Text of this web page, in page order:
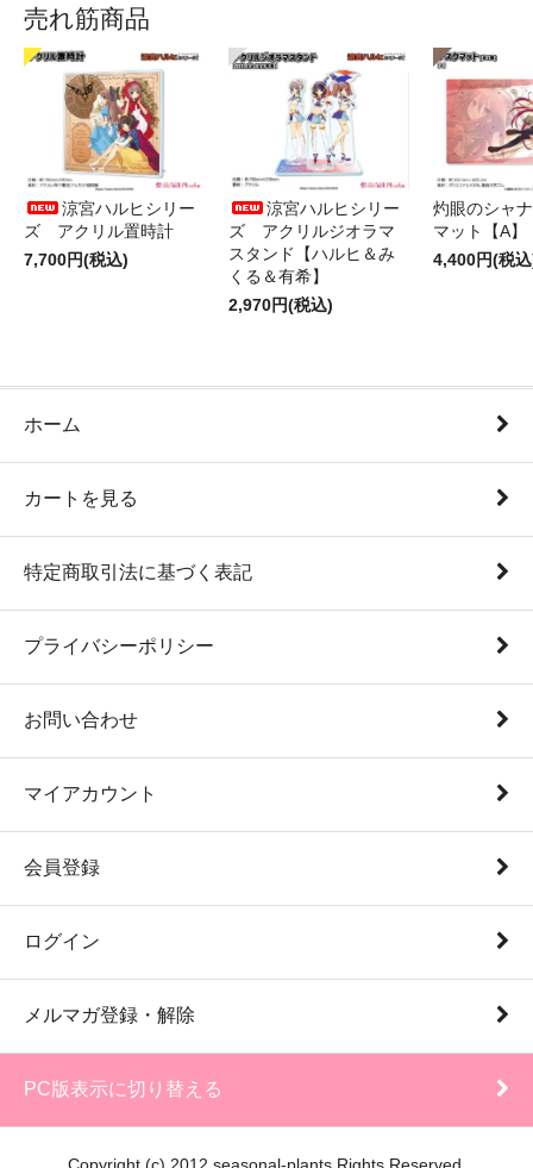
売れ筋商品
涼宮ハルヒシリー
ズ アクリル置時計
7,700円(税込)
涼宮ハルヒシリー
ズ アクリルジオラマ
スタンド【ハルヒ＆み
くる＆有希】
2,970円(税込)
灼眼のシャ
マット【A】
4,400円(税
ホーム
カートを見る
特定商取引法に基づく表記
プライバシーポリシー
お問い合わせ
マイアカウント
会員登録
ログイン
メルマガ登録・解除
PC版表示に切り替える